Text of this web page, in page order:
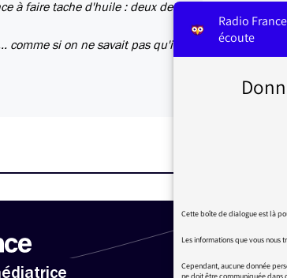
à faire tache d'huile : deux de
comme si on ne savait pas qu'il y
Radio
écoute
Cette boîte de dialogue est là
Les informations que vous
Cependant, aucune donnée